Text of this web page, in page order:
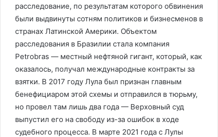
расследование, по результатам которого обвинения
были выдвинуты сотням политиков и бизнесменов в
странах Латинской Америки. Объектом
расследования в Бразилии стала компания
Petrobras — местный нефтяной гигант, который, как
оказалось, получал международные контракты за
взятки. В 2017 году Лула был признан главным
бенефициаром этой схемы и отправился в тюрьму,
но провел там лишь два года — Верховный суд
выпустил его на свободу из-за ошибок в ходе
судебного процесса. В марте 2021 года с Лулы